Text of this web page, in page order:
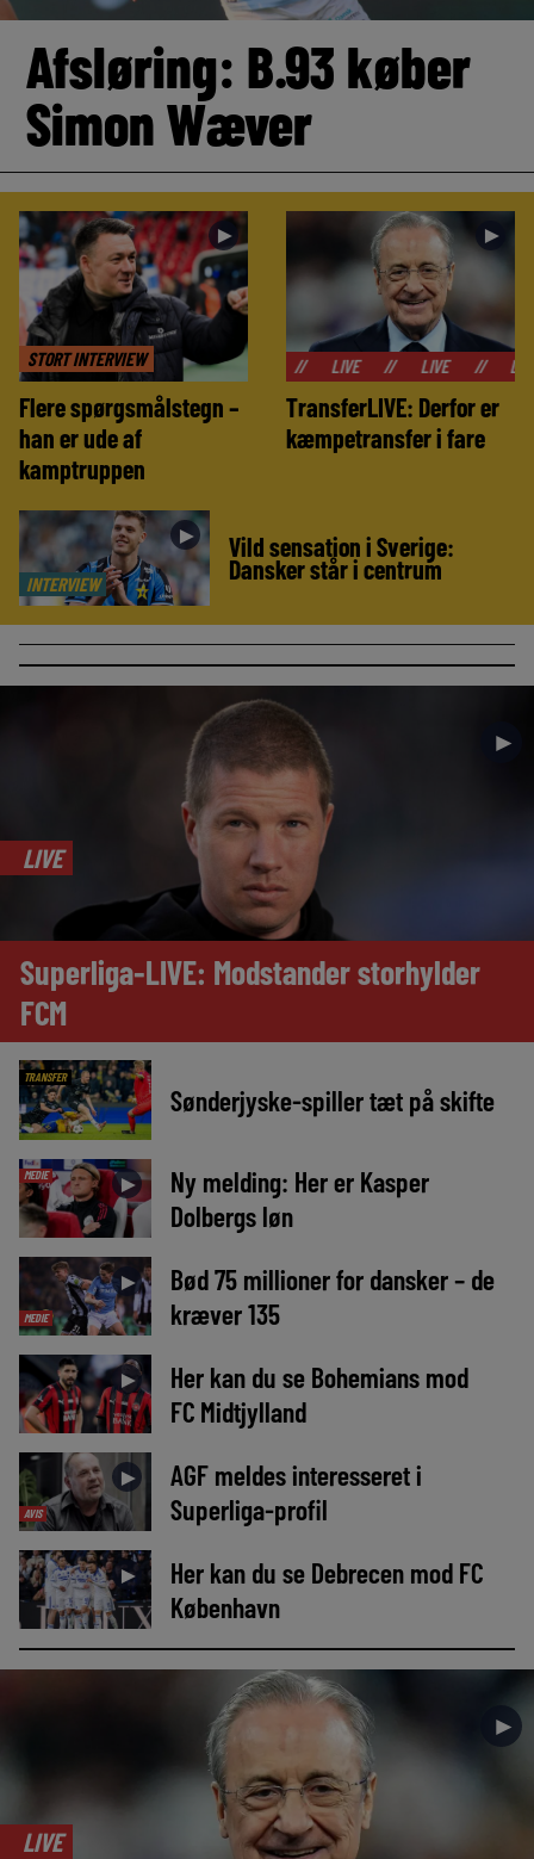
Afsløring: B.93 køber
Simon Wæver
STORT INTERVIEW
►
Flere spørgsmålstegn –
han er ude af
kamptruppen
►
// LIVE LIVE
TransferLIVE: Derfor er
kæmpetransfer i fare
INTERVIEW
► Vild sensation i Sverige:
Dansker står i centrum
►
LIVE
Superliga-LIVE: Modstander storhylder
FCM
TRANSFER
Sønderjyske-spiller tæt på skifte
MEDIE ►
Ny melding: Her er Kasper
Dolbergs løn
MEDIE
►
Bød 75 millioner for dansker – de
kræver 135
►
Her kan du se Bohemians mod
FC Midtjylland
AVIS
►
AGF meldes interesseret i
Superliga-profil
►
Her kan du se Debrecen mod FC
København
►
LIVE